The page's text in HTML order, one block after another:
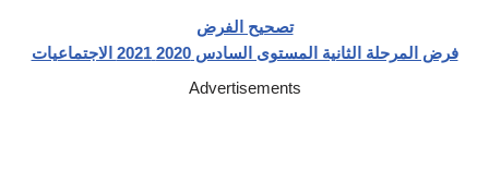
تصحيح الفرض
فرض المرحلة الثانية المستوى السادس 2020 2021 الاجتماعيات
Advertisements